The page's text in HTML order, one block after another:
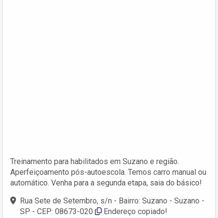
Treinamento para habilitados em Suzano e região.
Aperfeiçoamento pós-autoescola. Temos carro manual ou
automático. Venha para a segunda etapa, saia do básico!
Rua Sete de Setembro, s/n - Bairro: Suzano - Suzano -
SP - CEP: 08673-020
Endereço copiado!